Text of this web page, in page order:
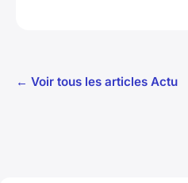
← Voir tous les articles Actu